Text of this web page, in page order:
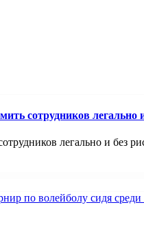
сотрудников легально
легально и без